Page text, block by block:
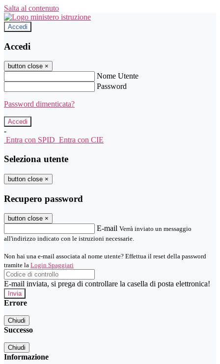
Salta al contenuto
Accedi
Accedi
button close ×
Nome Utente
Password
Password dimenticata?
-
Entra con SPID Entra con CIE
Seleziona utente
button close ×
Recupero password
button close ×
E-mail Verrà inviato un messaggio
all'indirizzo indicato con le istruzioni necessarie.
Non hai una e-mail associata al nome utente? Effettua il reset della password
tramite la Login Spaggiari
E-mail inviata, si prega di controllare la casella di posta elettronica!
Errore
Chiudi
Successo
Chiudi
Informazione